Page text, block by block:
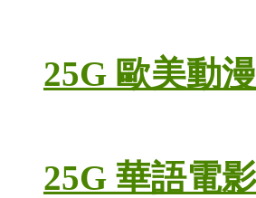
25G 歐美動
25G 華語電影